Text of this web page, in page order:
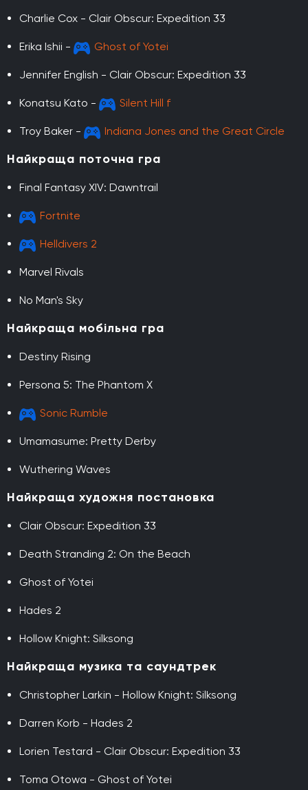
Charlie Cox - Clair Obscur: Expedition 33
Erika Ishii - Ghost of Yotei
Jennifer English - Clair Obscur: Expedition 33
Konatsu Kato - Silent Hill f
Troy Baker - Indiana Jones and the Great Circle
Найкраща поточна гра
Final Fantasy XIV: Dawntrail
Fortnite
Helldivers 2
Marvel Rivals
No Man's Sky
Найкраща мобільна гра
Destiny Rising
Persona 5: The Phantom X
Sonic Rumble
Umamasume: Pretty Derby
Wuthering Waves
Найкраща художня постановка
Clair Obscur: Expedition 33
Death Stranding 2: On the Beach
Ghost of Yotei
Hades 2
Hollow Knight: Silksong
Найкраща музика та саундтрек
Christopher Larkin - Hollow Knight: Silksong
Darren Korb - Hades 2
Lorien Testard - Clair Obscur: Expedition 33
Toma Otowa - Ghost of Yotei